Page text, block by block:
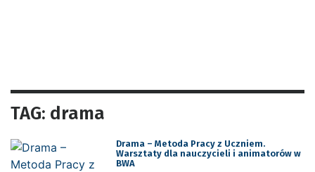
TAG: drama
Drama – Metoda Pracy z Uczniem.
Warsztaty dla nauczycieli i animatorów w
BWA